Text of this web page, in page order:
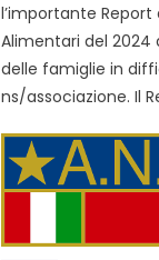
l’importante Report
Alimentari del 2024
delle famiglie in
ns/associazione. Il